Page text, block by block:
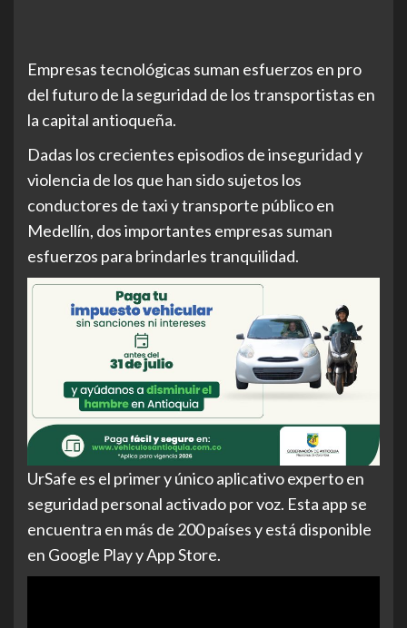
Empresas tecnológicas suman esfuerzos en pro
del futuro de la seguridad de los transportistas en
la capital antioqueña.
Dadas los crecientes episodios de inseguridad y
violencia de los que han sido sujetos los
conductores de taxi y transporte público en
Medellín, dos importantes empresas suman
esfuerzos para brindarles tranquilidad.
UrSafe es el primer y único aplicativo experto en
seguridad personal activado por voz. Esta app se
encuentra en más de 200 países y está disponible
en Google Play y App Store.